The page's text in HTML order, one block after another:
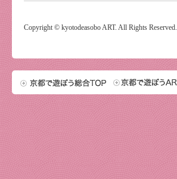
Copyright © kyotodeasobo ART. All Rights Reserved.